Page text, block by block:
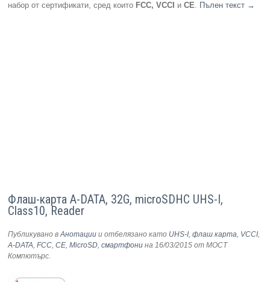
набор от сертификати, сред които FCC, VCCI иCE. Пълен текст →
Флаш-карта A-DATA, 32G, microSDHC UHS-I,
Class10, Reader
Публикувано вАнотации и отбелязано като UHS-I,флаш карта, VCCI,
A-DATA,FCC,CE,MicroSD,смартфони на 16/03/2015 от МОСТ
Компютърс.